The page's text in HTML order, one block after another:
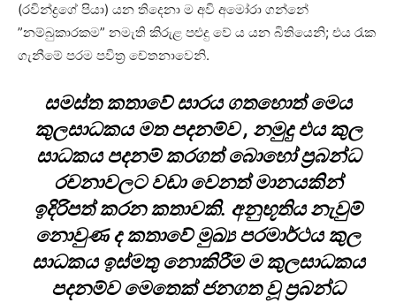
(රවින්ද්‍රගේ පියා) යන තිදෙනා ම අවි අමෝරා ගන්නේ
”නම්බුකාරකම” නමැති කිරුළ පළුදු වේ ය යන බිතියෙනි; එය රැක
ගැනීමේ පරම පවිත්‍ර චේතනාවෙනි.
සමස්ත කතාවේ සාරය ගතහොත් මෙය
කුලසාධකය මත පදනම්ව , නමුදු එය කුල
සාධකය පදනම් කරගත් බොහෝ ප්‍රබන්ධ
රචනාවලට වඩා වෙනත් මානයකින්
ඉදිරිපත් කරන කතාවකි. අනුභූතිය නැවුම්
නොවුණ ද කතාවේ මුඛ්‍ය පරමාර්ථය කුල
සාධකය ඉස්මතු නොකිරීම ම කුලසාධකය
පදනම්ව මෙතෙක් ජනගත වූ ප්‍රබන්ධ